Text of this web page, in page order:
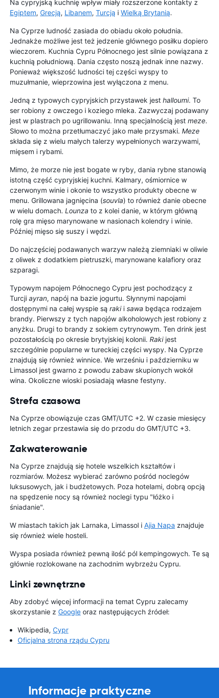
Na cypryjską kuchnię wpływ miały rozszerzone kontakty z
Egiptem, Grecją, Libanem, Turcją i Wielką Brytanią.
Na Cyprze ludność zasiada do obiadu około południa.
Jednakże możliwe jest też jedzenie głównego posiłku dopiero
wieczorem. Kuchnia Cypru Północnego jest silnie powiązana z
kuchnią południową. Dania często noszą jednak inne nazwy.
Ponieważ większość ludności tej części wyspy to
muzułmanie, wieprzowina jest wyłączona z menu.
Jedną z typowych cypryjskich przystawek jest halloumi. To
ser robiony z owczego i koziego mleka. Zazwyczaj podawany
jest w plastrach po ugrillowaniu. Inną specjalnością jest meze.
Słowo to można przetłumaczyć jako małe przysmaki. Meze
składa się z wielu małych talerzy wypełnionych warzywami,
mięsem i rybami.
Mimo, że morze nie jest bogate w ryby, dania rybne stanowią
istotną część cypryjskiej kuchni. Kalmary, ośmiornice w
czerwonym winie i okonie to wszystko produkty obecne w
menu. Grillowana jagnięcina (souvla) to również danie obecne
w wielu domach. Lounza to z kolei danie, w którym główną
rolę gra mięso marynowane w nasionach kolendry i winie.
Później mięso się suszy i wędzi.
Do najczęściej podawanych warzyw należą ziemniaki w oliwie
z oliwek z dodatkiem pietruszki, marynowane kalafiory oraz
szparagi.
Typowym napojem Północnego Cypru jest pochodzący z
Turcji ayran, napój na bazie jogurtu. Słynnymi napojami
dostępnymi na całej wyspie są rakii sawa będąca rodzajem
brandy. Pierwszy z tych napojów alkoholowych jest robiony z
anyżku. Drugi to brandy z sokiem cytrynowym. Ten drink jest
pozostałością po okresie brytyjskiej kolonii. Rakijest
szczególnie popularne w tureckiej części wyspy. Na Cyprze
znajdują się również winnice. We wrześniu i październiku w
Limassol jest gwarno z powodu zabaw skupionych wokół
wina. Okoliczne wioski posiadają własne festyny.
Strefa czasowa
Na Cyprze obowiązuje czas GMT/UTC +2. W czasie miesięcy
letnich zegar przestawia się do przodu do GMT/UTC +3.
Zakwaterowanie
Na Cyprze znajdują się hotele wszelkich kształtów i
rozmiarów. Możesz wybierać zarówno pośród noclegów
luksusowych, jak i budżetowych. Poza hotelami, dobrą opcją
na spędzenie nocy są również noclegi typu "łóżko i
śniadanie".
W miastach takich jak Larnaka, Limassol i Ajia Napa znajduje
się również wiele hosteli.
Wyspa posiada również pewną ilość pól kempingowych. Te są
głównie rozlokowane na zachodnim wybrzeżu Cypru.
Linki zewnętrzne
Aby zdobyć więcej informacji na temat Cypru zalecamy
skorzystanie z Google oraz następujących źródeł:
Wikipedia, Cypr
Oficjalna strona rządu Cypru
Informacje praktyczne